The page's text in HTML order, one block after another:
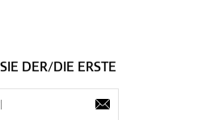
DER/DIE ERSTE